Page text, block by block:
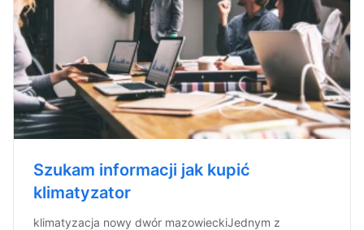
Szukam informacji jak kupić
klimatyzator
klimatyzacja nowy dwór mazowieckiJednym z